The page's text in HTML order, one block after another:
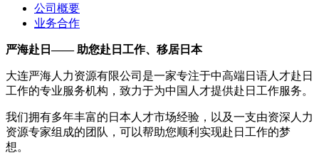
公司概要
业务合作
严海赴日—— 助您赴日工作、移居日本
大连严海人力资源有限公司是一家专注于中高端日语人才赴日
工作的专业服务机构，致力于为中国人才提供赴日工作服务。
我们拥有多年丰富的日本人才市场经验，以及一支由资深人力
资源专家组成的团队，可以帮助您顺利实现赴日工作的梦
想。